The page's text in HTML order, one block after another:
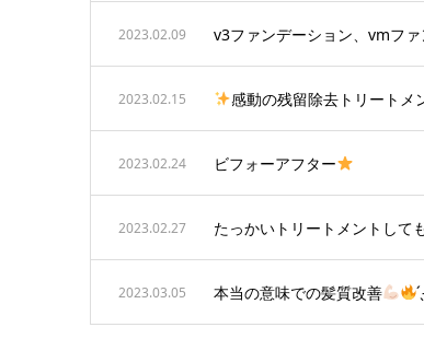
2023.02.09 v3ファンデーション、vmファ
2023.02.15 感動の残留除去トリートメ
2023.02.24 ビフォーアフター
2023.02.27 たっかいトリートメントして
2023.03.05 本当の意味での髪質改善